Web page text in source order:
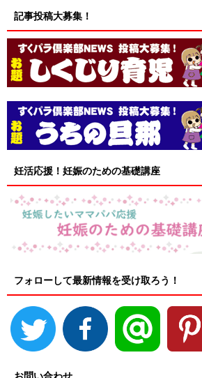
記事投稿大募集！
妊活応援！妊娠のための基礎講座
フォローして最新情報を受け取ろう！